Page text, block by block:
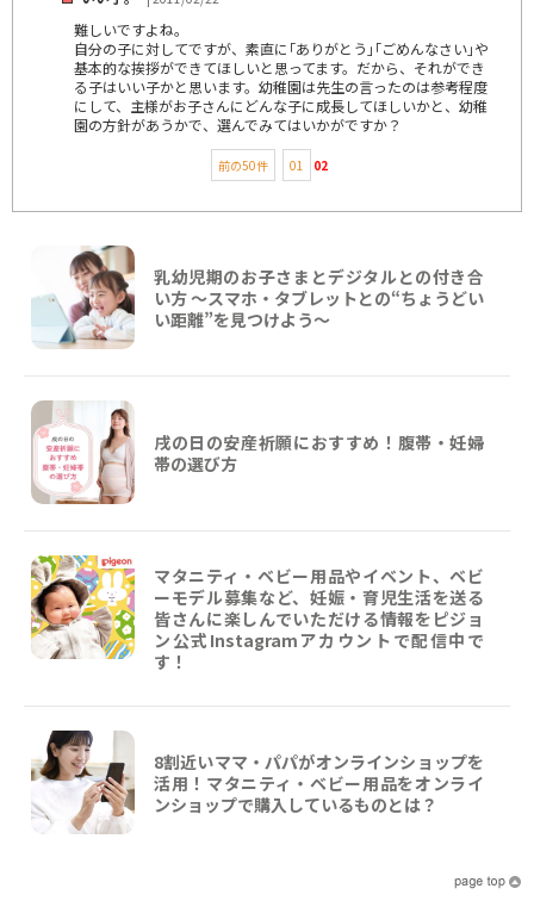
難しいですよね。
自分の子に対してですが、素直に｢ありがとう｣｢ごめんなさい｣や
基本的な挨拶ができてほしいと思ってます。だから、それができ
る子はいい子かと思います。幼稚園は先生の言ったのは参考程度
にして、主様がお子さんにどんな子に成長してほしいかと、幼稚
園の方針があうかで、選んでみてはいかがですか？
前の50件 01 02
乳幼児期のお子さまとデジタルとの付き合
い方 ～スマホ・タブレットとの“ちょうどい
い距離”を見つけよう〜
戌の日の安産祈願におすすめ！腹帯・妊婦
帯の選び方
マタニティ・ベビー用品やイベント、ベビ
ーモデル募集など、妊娠・育児生活を送る
皆さんに楽しんでいただける情報をピジョ
ン公式Instagramアカウントで配信中で
す！
8割近いママ・パパがオンラインショップを
活用！マタニティ・ベビー用品をオンライ
ンショップで購入しているものとは？